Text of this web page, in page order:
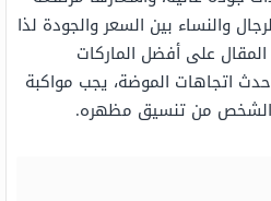
والنساء بين السعر والجودة لذا
على أفضل الماركات
اتجاهات الموضة، يجب مواكبة
الشخص من تنسيق مظهره.